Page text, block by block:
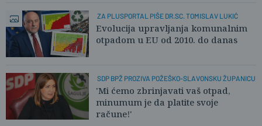
ZA PLUSPORTAL PIŠE DR.SC. TOMISLAV LUKIĆ
Evolucija upravljanja komunalnim
otpadom u EU od 2010. do danas
SDP BPŽ PROZIVA POŽEŠKO-SLAVONSKU ŽUPANICU
'Mi ćemo zbrinjavati vaš otpad,
minumum je da platite svoje
račune!'